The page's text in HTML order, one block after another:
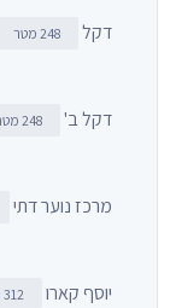
דקל 248 מטר
דקל ב' 248 מטר
מרכז נוער דתי
יוסף קארו 312 מטר